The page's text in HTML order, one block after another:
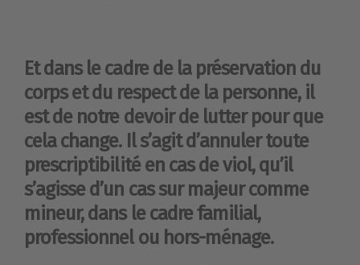
Et dans le cadre de la préservation du
corps et du respect de la personne, il
est de notre devoir de lutter pour que
cela change. Il s’agit d’annuler toute
prescriptibilité en cas de viol, qu’il
s’agisse d’un cas sur majeur comme
mineur, dans le cadre familial,
professionnel ou hors-ménage.